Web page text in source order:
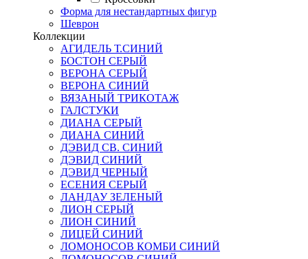
Форма для нестандартных фигур
Шеврон
Коллекции
АГИДЕЛЬ Т.СИНИЙ
БОСТОН СЕРЫЙ
ВЕРОНА СЕРЫЙ
ВЕРОНА СИНИЙ
ВЯЗАНЫЙ ТРИКОТАЖ
ГАЛСТУКИ
ДИАНА СЕРЫЙ
ДИАНА СИНИЙ
ДЭВИД СВ. СИНИЙ
ДЭВИД СИНИЙ
ДЭВИД ЧЕРНЫЙ
ЕСЕНИЯ СЕРЫЙ
ЛАНДАУ ЗЕЛЕНЫЙ
ЛИОН СЕРЫЙ
ЛИОН СИНИЙ
ЛИЦЕЙ СИНИЙ
ЛОМОНОСОВ КОМБИ СИНИЙ